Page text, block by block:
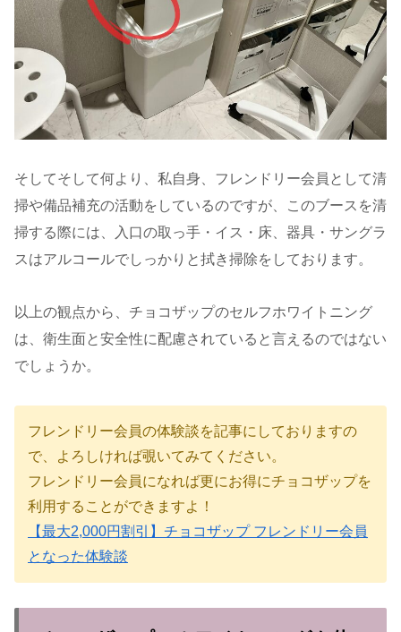
そしてそして何より、私自身、フレンドリー会員として清
掃や備品補充の活動をしているのですが、このブースを清
掃する際には、入口の取っ手・イス・床、器具・サングラ
スはアルコールでしっかりと拭き掃除をしております。
以上の観点から、チョコザップのセルフホワイトニング
は、 衛生面と安全性に配慮されていると言えるのではない
でしょうか。
フレンドリー会員の体験談を記事にしておりますの
で、よろしければ覗いてみてください。
フレンドリー会員になれば更にお得にチョコザップを
利用することができますよ！
【最大2,000円割引】チョコザップ フレンドリー会員
となった体験談